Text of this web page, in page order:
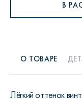
В
О ТОВАРЕ
Лёгкий оттенок